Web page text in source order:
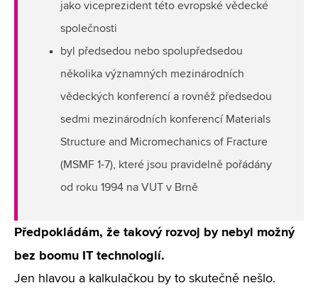
jako viceprezident této evropské vědecké
společnosti
byl předsedou nebo spolupředsedou
několika významných mezinárodních
vědeckých konferencí a rovněž předsedou
sedmi mezinárodních konferencí Materials
Structure and Micromechanics of Fracture
(MSMF 1-7), které jsou pravidelně pořádány
od roku 1994 na VUT v Brně
Předpokládám, že takový rozvoj by nebyl možný
bez boomu IT technologií.
Jen hlavou a kalkulačkou by to skutečně nešlo.